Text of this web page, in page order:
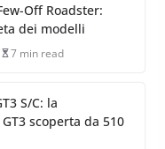
Off Roadster:
dei modelli
7 min read
S/C: la
scoperta da 510